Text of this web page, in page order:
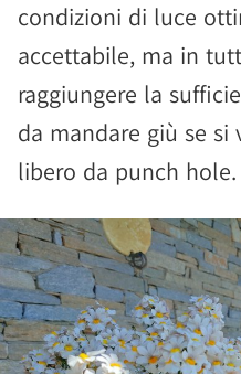
condizioni di luce
accettabile, ma in
raggiungere la
da mandare giù se
libero da punch hole.